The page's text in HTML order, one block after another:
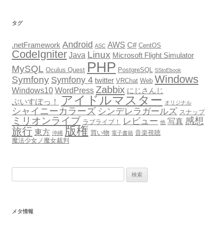
タグ
.netFramework Android ASC AWS C# CentOS
CodeIgniter Java Linux Microsoft Flight Simulator
MySQL Oculus Quest PHP PostgreSQL SStoEbook
Symfony Symfony 4 twitter VRChat Web Windows
Windows10 WordPress Zabbix にじさんじ
ぶいすぽっ！ アイドルマスター オリジナル
シャイニーカラーズ シンデレラガールズ スナップ
ミリオンライブ ラブライブ！ レビュー 他 写真 感想
旅行 東方 沖縄 版権 買い物 電子書籍 音楽視聴
魔法少女ノ魔女裁判
メタ情報